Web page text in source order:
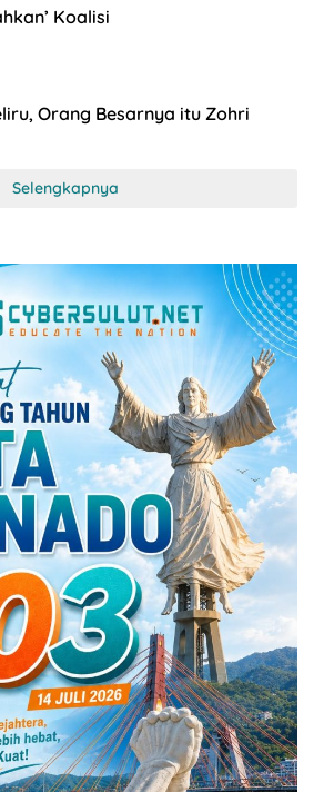
Koalisi
Orang Besarnya itu Zohri
Selengkapnya